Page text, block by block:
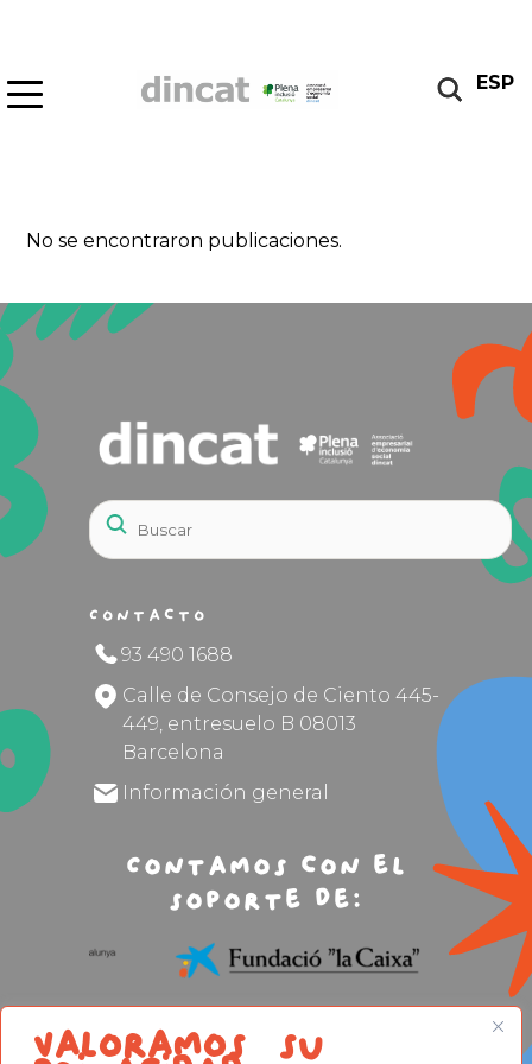
Valoramos su
ESP
No se encontraron publicaciones.
Contacto
93 490 1688
Calle de Consejo de Ciento 445-
449, entresuelo B 08013
Barcelona
Información general
Contamos con el
soporte de: